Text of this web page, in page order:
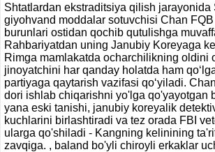
Shtatlardan ekstraditsiya qilish
giyohvand moddalar sotuvchisi Chan
burunlari ostidan qochib qutulishga
Rahbariyatdan uning Janubiy Koreyaga
Rimga mamlakatda ocharchilikning oldini
jinoyatchini har qanday holatda ham
partiyaga qaytarish vazifasi qo‘yiladi.
dori ishlab chiqarishni yo'lga qo'yayotgan
yana eski tanishi, janubiy koreyalik
kuchlarini birlashtiradi va tez orada FBI
ularga qo'shiladi - Kangning kelinining
zavqiga. , baland bo'yli chiroyli erkaklar